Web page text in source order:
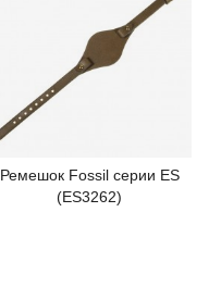
Ремешок Fossil серии ES
(ES3262)